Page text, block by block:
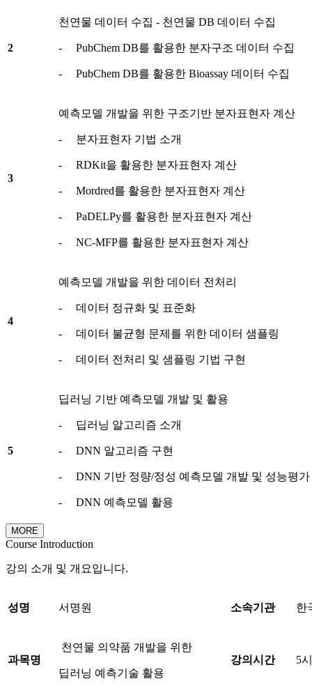
2
천연물 데이터 수집 - 천연물 DB 데이터 수집
- PubChem DB를 활용한 분자구조 데이터 수집
- PubChem DB를 활용한 Bioassay 데이터 수집
3
예측모델 개발을 위한 구조기반 분자표현자 계산
- 분자표현자 기법 소개
- RDKit을 활용한 분자표현자 계산
- Mordred를 활용한 분자표현자 계산
- PaDELPy를 활용한 분자표현자 계산
- NC-MFP를 활용한 분자표현자 계산
4
예측모델 개발을 위한 데이터 전처리
- 데이터 정규화 및 표준화
- 데이터 불균형 문제를 위한 데이터 샘플링
- 데이터 전처리 및 샘플링 기법 구현
5
딥러닝 기반 예측모델 개발 및 활용
- 딥러닝 알고리즘 소개
- DNN 알고리즘 구현
- DNN 기반 정량/정성 예측모델 개발 및 성능평가
- DNN 예측모델 활용
MORE
Course Introduction
강의 소개 및 개요입니다.
성명 서명원 소속기관 한
과목명
천연물 의약품 개발을 위한
딥러닝 예측기술 활용
강의시간 5